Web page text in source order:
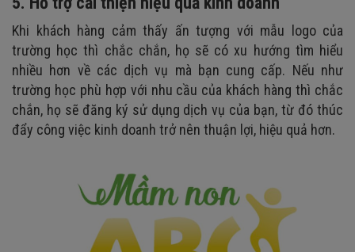
Khi khách hàng cảm thấy ấn tượng với mẫu logo của
trường học thì chắc chắn, họ sẽ có xu hướng tìm hiểu
nhiều hơn về các dịch vụ mà bạn cung cấp. Nếu như
trường học phù hợp với nhu cầu của khách hàng thì chắc
chắn, họ sẽ đăng ký sử dụng dịch vụ của bạn, từ đó thúc
đẩy công việc kinh doanh trở nên thuận lợi, hiệu quả hơn.